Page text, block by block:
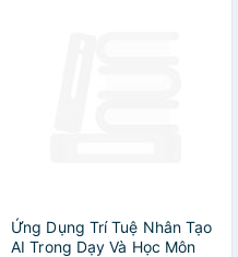
Ứng Dụng Trí Tuệ Nhân Tạo
AI Trong Dạy Và Học Môn